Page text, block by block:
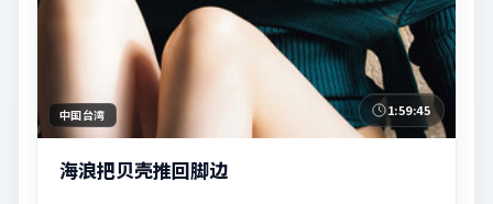
中国台湾 1:59:45
海浪把贝壳推回脚边